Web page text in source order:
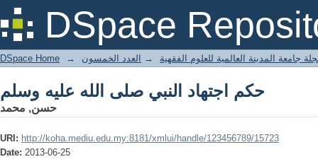
DSpace
حكم اجتهاد النبي صلى الله عليه وسلم
DSpace Home → جامعة المدينة العالمية للعلوم الفقهية → العدد الخمسون
حكم اجتهاد النبي صلى الله عليه وسلم
حسن, محمد
URI: http://koha.mediu.edu.my:8181/xmlui/handle/123456789/15723
Date: 2013-06-25